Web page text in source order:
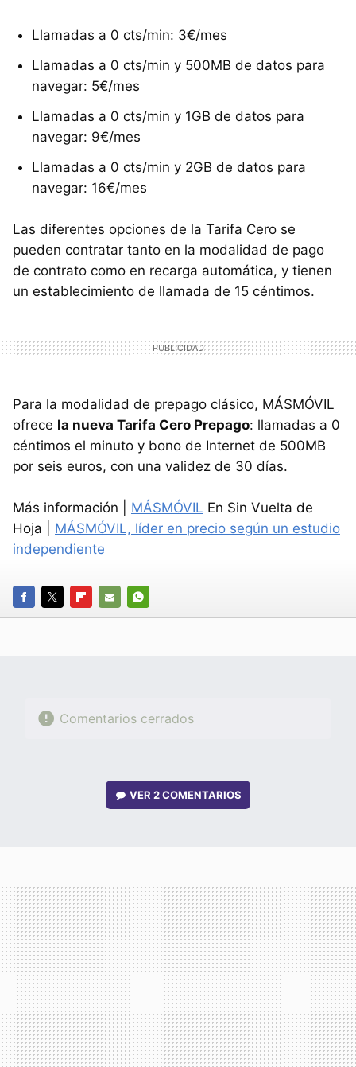
Llamadas a 0 cts/min: 3€/mes
Llamadas a 0 cts/min y 500MB de datos para
navegar: 5€/mes
Llamadas a 0 cts/min y 1GB de datos para
navegar: 9€/mes
Llamadas a 0 cts/min y 2GB de datos para
navegar: 16€/mes
Las diferentes opciones de la Tarifa Cero se
pueden contratar tanto en la modalidad de pago
de contrato como en recarga automática, y tienen
un establecimiento de llamada de 15 céntimos.
Para la modalidad de prepago clásico, MÁSMÓVIL
ofrece la nueva Tarifa Cero Prepago: llamadas a 0
céntimos el minuto y bono de Internet de 500MB
por seis euros, con una validez de 30 días.
Más información | MÁSMÓVIL En Sin Vuelta de
Hoja | MÁSMÓVIL, líder en precio según un estudio
independiente
FACEBOOK
TWITTERFLIPBOARD
E-
WHATSAPP
Comentarios cerrados
VER2 COMENTARIOS